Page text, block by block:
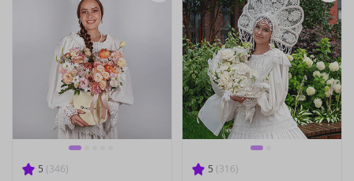
5 (346) 5 (316)